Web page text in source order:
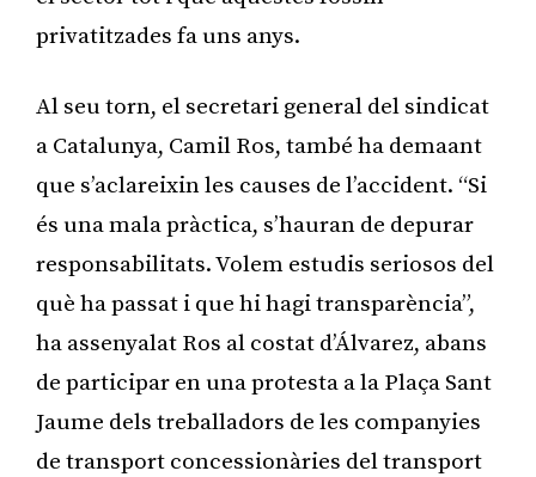
privatitzades fa uns anys.
Al seu torn, el secretari general del sindicat
a Catalunya, Camil Ros, també ha demaant
que s’aclareixin les causes de l’accident. “Si
és una mala pràctica, s’hauran de depurar
responsabilitats. Volem estudis seriosos del
què ha passat i que hi hagi transparència”,
ha assenyalat Ros al costat d’Álvarez, abans
de participar en una protesta a la Plaça Sant
Jaume dels treballadors de les companyies
de transport concessionàries del transport